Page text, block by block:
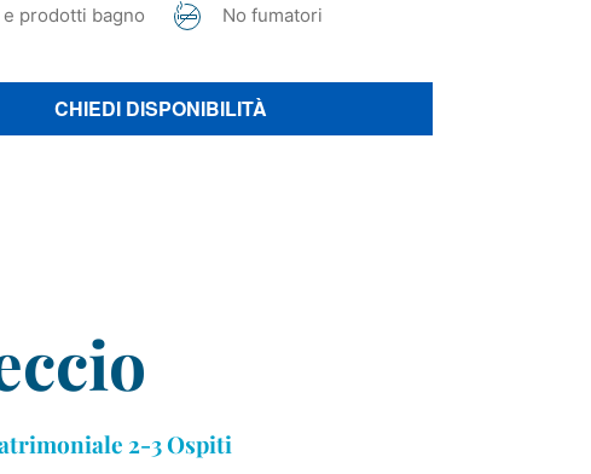
e prodotti bagno No fumatori
CHIEDI DISPONIBILITÀ
2-3 Ospiti